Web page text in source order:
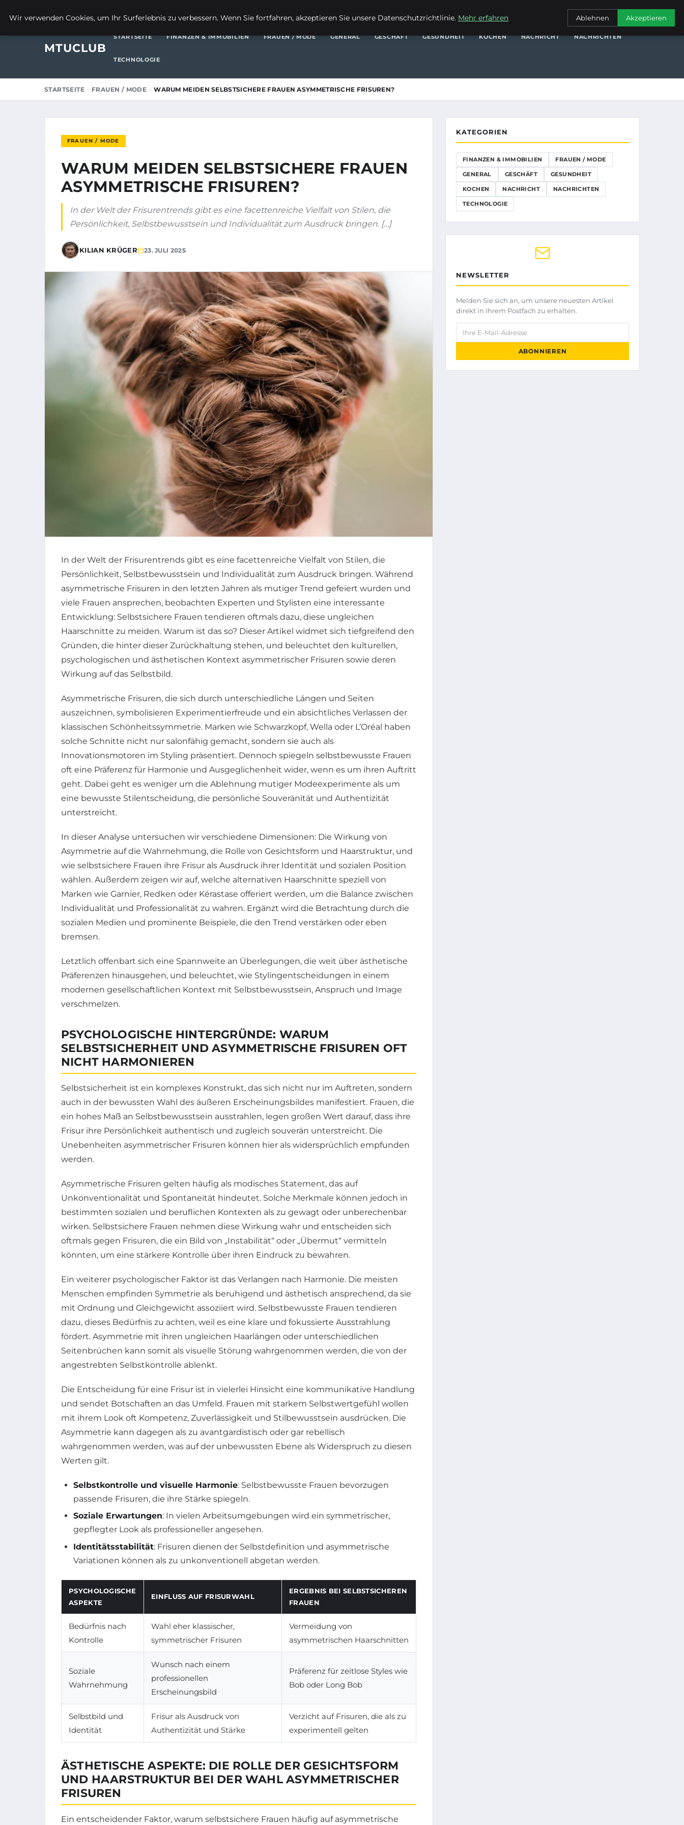
FRAUEN / MODEGENERALGESCHÄFT
MTUCLUB
STARTSEITE FINANZEN & IMMOBILIEN FRAUEN / MODE GENERAL GESCHÄFT GESUNDHEIT KOCHEN NACHRICHT NACHRICHTEN
TECHNOLOGIE
STARTSEITE FRAUEN / MODE WARUM MEIDEN SELBSTSICHERE FRAUEN ASYMMETRISCHE FRISUREN?
FRAUEN / MODE
WARUM MEIDEN SELBSTSICHERE FRAUEN
ASYMMETRISCHE FRISUREN?
In der Welt der Frisurentrends gibt es eine facettenreiche Vielfalt von Stilen, die
Persönlichkeit, Selbstbewusstsein und Individualität zum Ausdruck bringen. […]
KILIAN KRÜGER 23. JULI 2025
In der Welt der Frisurentrends gibt es eine facettenreiche Vielfalt von Stilen, die
Persönlichkeit, Selbstbewusstsein und Individualität zum Ausdruck bringen. Während
asymmetrische Frisuren in den letzten Jahren als mutiger Trend gefeiert wurden und
viele Frauen ansprechen, beobachten Experten und Stylisten eine interessante
Entwicklung: Selbstsichere Frauen tendieren oftmals dazu, diese ungleichen
Haarschnitte zu meiden. Warum ist das so? Dieser Artikel widmet sich tiefgreifend den
Gründen, die hinter dieser Zurückhaltung stehen, und beleuchtet den kulturellen,
psychologischen und ästhetischen Kontext asymmetrischer Frisuren sowie deren
Wirkung auf das Selbstbild.
Asymmetrische Frisuren, die sich durch unterschiedliche Längen und Seiten
auszeichnen, symbolisieren Experimentierfreude und ein absichtliches Verlassen der
klassischen Schönheitssymmetrie. Marken wie Schwarzkopf, Wella oder L’Oréal haben
solche Schnitte nicht nur salonfähig gemacht, sondern sie auch als
Innovationsmotoren im Styling präsentiert. Dennoch spiegeln selbstbewusste Frauen
oft eine Präferenz für Harmonie und Ausgeglichenheit wider, wenn es um ihren Auftritt
geht. Dabei geht es weniger um die Ablehnung mutiger Modeexperimente als um
eine bewusste Stilentscheidung, die persönliche Souveränität und Authentizität
unterstreicht.
In dieser Analyse untersuchen wir verschiedene Dimensionen: Die Wirkung von
Asymmetrie auf die Wahrnehmung, die Rolle von Gesichtsform und Haarstruktur, und
wie selbstsichere Frauen ihre Frisur als Ausdruck ihrer Identität und sozialen Position
wählen. Außerdem zeigen wir auf, welche alternativen Haarschnitte speziell von
Marken wie Garnier, Redken oder Kérastase offeriert werden, um die Balance zwischen
Individualität und Professionalität zu wahren. Ergänzt wird die Betrachtung durch die
sozialen Medien und prominente Beispiele, die den Trend verstärken oder eben
bremsen.
Letztlich offenbart sich eine Spannweite an Überlegungen, die weit über ästhetische
Präferenzen hinausgehen, und beleuchtet, wie Stylingentscheidungen in einem
modernen gesellschaftlichen Kontext mit Selbstbewusstsein, Anspruch und Image
verschmelzen.
PSYCHOLOGISCHE HINTERGRÜNDE: WARUM
SELBSTSICHERHEIT UND ASYMMETRISCHE FRISUREN OFT
NICHT HARMONIEREN
Selbstsicherheit ist ein komplexes Konstrukt, das sich nicht nur im Auftreten, sondern
auch in der bewussten Wahl des äußeren Erscheinungsbildes manifestiert. Frauen, die
ein hohes Maß an Selbstbewusstsein ausstrahlen, legen großen Wert darauf, dass ihre
Frisur ihre Persönlichkeit authentisch und zugleich souverän unterstreicht. Die
Unebenheiten asymmetrischer Frisuren können hier als widersprüchlich empfunden
werden.
Asymmetrische Frisuren gelten häufig als modisches Statement, das auf
Unkonventionalität und Spontaneität hindeutet. Solche Merkmale können jedoch in
bestimmten sozialen und beruflichen Kontexten als zu gewagt oder unberechenbar
wirken. Selbstsichere Frauen nehmen diese Wirkung wahr und entscheiden sich
oftmals gegen Frisuren, die ein Bild von „Instabilität“ oder „Übermut“ vermitteln
könnten, um eine stärkere Kontrolle über ihren Eindruck zu bewahren.
Ein weiterer psychologischer Faktor ist das Verlangen nach Harmonie. Die meisten
Menschen empfinden Symmetrie als beruhigend und ästhetisch ansprechend, da sie
mit Ordnung und Gleichgewicht assoziiert wird. Selbstbewusste Frauen tendieren
dazu, dieses Bedürfnis zu achten, weil es eine klare und fokussierte Ausstrahlung
fördert. Asymmetrie mit ihren ungleichen Haarlängen oder unterschiedlichen
Seitenbrüchen kann somit als visuelle Störung wahrgenommen werden, die von der
angestrebten Selbstkontrolle ablenkt.
Die Entscheidung für eine Frisur ist in vielerlei Hinsicht eine kommunikative Handlung
und sendet Botschaften an das Umfeld. Frauen mit starkem Selbstwertgefühl wollen
mit ihrem Look oft Kompetenz, Zuverlässigkeit und Stilbewusstsein ausdrücken. Die
Asymmetrie kann dagegen als zu avantgardistisch oder gar rebellisch
wahrgenommen werden, was auf der unbewussten Ebene als Widerspruch zu diesen
Werten gilt.
Selbstkontrolle und visuelle Harmonie: Selbstbewusste Frauen bevorzugen
passende Frisuren, die ihre Stärke spiegeln.
Soziale Erwartungen: In vielen Arbeitsumgebungen wird ein symmetrischer,
gepflegter Look als professioneller angesehen.
Identitätsstabilität: Frisuren dienen der Selbstdefinition und asymmetrische
Variationen können als zu unkonventionell abgetan werden.
PSYCHOLOGISCHE
ASPEKTE
EINFLUSS AUF FRISURWAHL
ERGEBNIS BEI SELBSTSICHEREN
FRAUEN
Bedürfnis nach
Kontrolle
Wahl eher klassischer,
symmetrischer Frisuren
Vermeidung von
asymmetrischen Haarschnitten
Soziale
Wahrnehmung
Wunsch nach einem
professionellen
Erscheinungsbild
Präferenz für zeitlose Styles wie
Bob oder Long Bob
Selbstbild und
Identität
Frisur als Ausdruck von
Authentizität und Stärke
Verzicht auf Frisuren, die als zu
experimentell gelten
ÄSTHETISCHE ASPEKTE: DIE ROLLE DER GESICHTSFORM
UND HAARSTRUKTUR BEI DER WAHL ASYMMETRISCHER
FRISUREN
Ein entscheidender Faktor, warum selbstsichere Frauen häufig auf asymmetrische
KATEGORIEN
FINANZEN & IMMOBILIEN FRAUEN / MODE
GENERAL GESCHÄFT GESUNDHEIT
KOCHEN NACHRICHT NACHRICHTEN
TECHNOLOGIE
NEWSLETTER
Melden Sie sich an, um unsere neuesten Artikel
direkt in Ihrem Postfach zu erhalten.
Ihre E-Mail-Adresse
ABONNIEREN
Wir verwenden Cookies, um Ihr Surferlebnis zu verbessern. Wenn Sie fortfahren, akzeptieren Sie unsere Datenschutzrichtlinie. Mehr erfahren Ablehnen Akzeptieren